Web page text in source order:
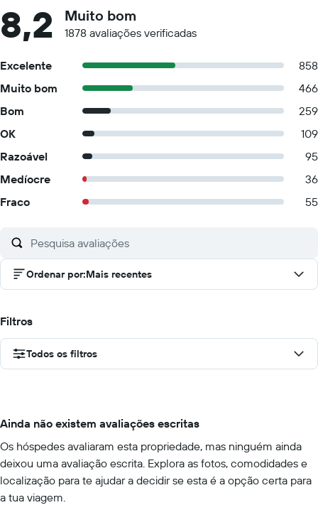
8,2 Muito bom
1878 avaliações verificadas
Excelente
858
Muito bom
466
Bom
259
OK
109
Razoável
95
Medíocre
36
Fraco
55
Ordenar por:Mais recentes
Filtros
Todos os filtros
Ainda não existem avaliações escritas
Os hóspedes avaliaram esta propriedade, mas ninguém ainda
deixou uma avaliação escrita. Explora as fotos, comodidades e
localização para te ajudar a decidir se esta é a opção certa para
a tua viagem.